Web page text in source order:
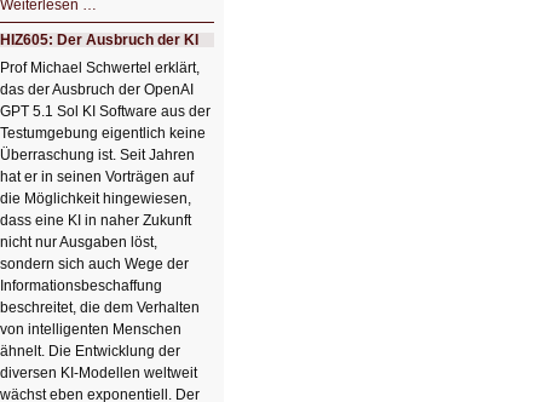
Weiterlesen …
Bildverschönerung
mit
einem
Klick
HIZ606:
Bildverschönerung
mit
einem
Klick
HIZ605: Der Ausbruch der KI
Prof Michael Schwertel erklärt,
das der Ausbruch der OpenAI
GPT 5.1 Sol KI Software aus der
Testumgebung eigentlich keine
Überraschung ist. Seit Jahren
hat er in seinen Vorträgen auf
die Möglichkeit hingewiesen,
dass eine KI in naher Zukunft
nicht nur Ausgaben löst,
sondern sich auch Wege der
Informationsbeschaffung
beschreitet, die dem Verhalten
von intelligenten Menschen
ähnelt. Die Entwicklung der
diversen KI-Modellen weltweit
wächst eben exponentiell. Der